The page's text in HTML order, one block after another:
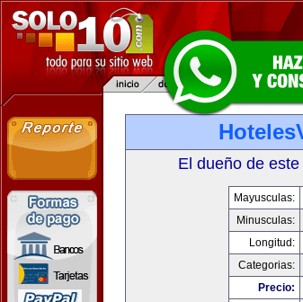
El dueño de
Mayusculas:
Minusculas:
Longitud:
Categorias:
Precio: